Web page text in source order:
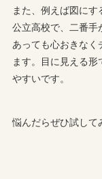
また、例えば図に
公立高校で、二番
あっても心おきなく
ます。目に見える
やすいです。
悩んだらぜひ試して